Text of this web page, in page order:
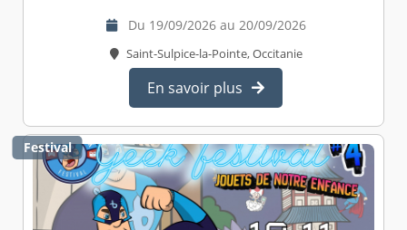
Du 19/09/2026 au 20/09/2026
Saint-Sulpice-la-Pointe, Occitanie
En savoir plus
Festival